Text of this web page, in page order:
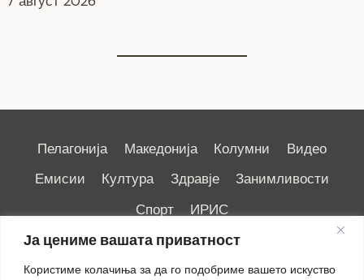
Ја цениме вашата приватност
Користиме колачиња за да го подобриме вашето искуство
Пелагонија Македонија Колумни
Видео
Емисии
Култура Здравје
Занимливости
Спорт
ИРИС